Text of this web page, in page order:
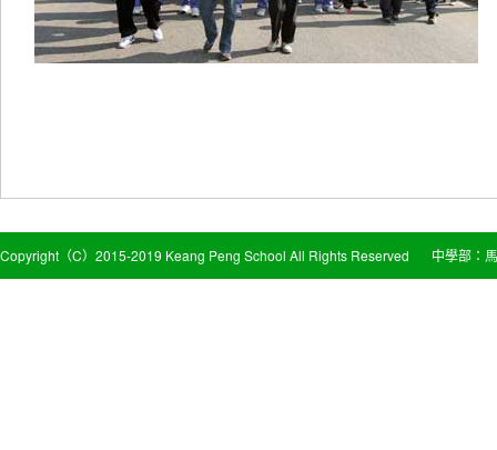
Copyright（C）2015-2019 Keang Peng School All Rights Reserved 中學部：